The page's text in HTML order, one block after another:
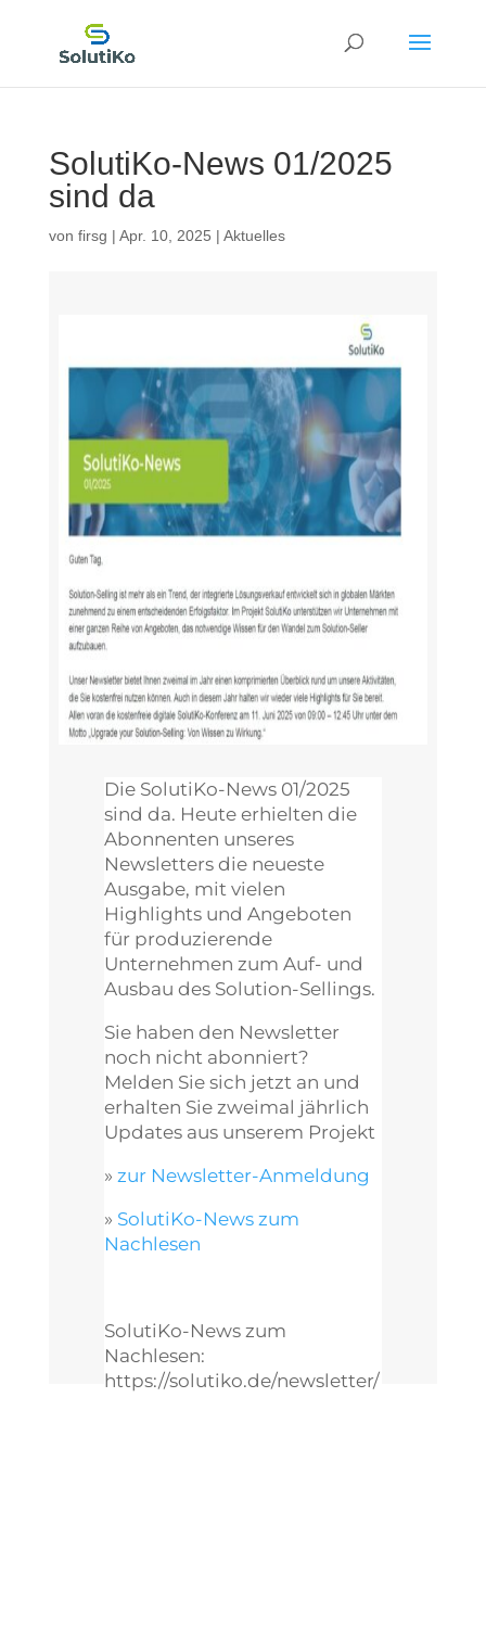
SolutiKo-News 01/2025
sind da
von firsg | Apr. 10, 2025 | Aktuelles
Die SolutiKo-News 01/2025
sind da. Heute erhielten die
Abonnenten unseres
Newsletters die neueste
Ausgabe, mit vielen
Highlights und Angeboten
für produzierende
Unternehmen zum Auf- und
Ausbau des Solution-Sellings.
Sie haben den Newsletter
noch nicht abonniert?
Melden Sie sich jetzt an und
erhalten Sie zweimal jährlich
Updates aus unserem Projekt
»zur Newsletter-Anmeldung
» SolutiKo-News zum
Nachlesen
SolutiKo-News zum
Nachlesen:
https://solutiko.de/newsletter/